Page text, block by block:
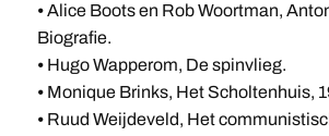
⦁ Alice Boots en Rob Woortman,
Biografie.
⦁ Hugo Wapperom, De spinvlieg.
⦁ Monique Brinks, Het Scholtenhuis,
⦁ Ruud Weijdeveld, Het